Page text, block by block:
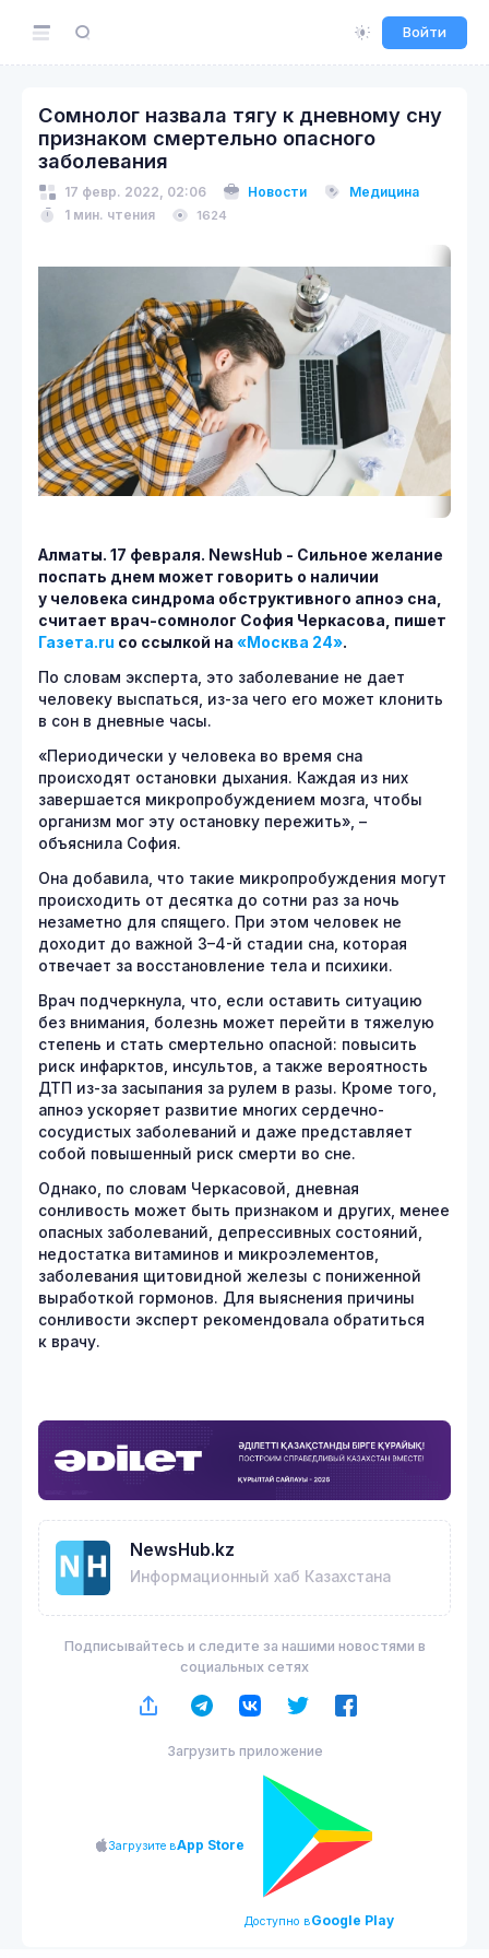
Войти
Сомнолог назвала тягу к дневному сну
признаком смертельно опасного
заболевания
17 февр. 2022, 02:06 Новости
Медицина
1 мин. чтения
1624
Алматы. 17 февраля. NewsHub - Сильное желание
поспать днем может говорить о наличии
у человека синдрома обструктивного апноэ сна,
считает врач-сомнолог София Черкасова, пишет
Газета.ru со ссылкой на «Москва 24».
По словам эксперта, это заболевание не дает
человеку выспаться, из-за чего его может клонить
в сон в дневные часы.
«Периодически у человека во время сна
происходят остановки дыхания. Каждая из них
завершается микропробуждением мозга, чтобы
организм мог эту остановку пережить», –
объяснила София.
Она добавила, что такие микропробуждения могут
происходить от десятка до сотни раз за ночь
незаметно для спящего. При этом человек не
доходит до важной 3–4-й стадии сна, которая
отвечает за восстановление тела и психики.
Врач подчеркнула, что, если оставить ситуацию
без внимания, болезнь может перейти в тяжелую
степень и стать смертельно опасной: повысить
риск инфарктов, инсультов, а также вероятность
ДТП из-за засыпания за рулем в разы. Кроме того,
апноэ ускоряет развитие многих сердечно-
сосудистых заболеваний и даже представляет
собой повышенный риск смерти во сне.
Однако, по словам Черкасовой, дневная
сонливость может быть признаком и других, менее
опасных заболеваний, депрессивных состояний,
недостатка витаминов и микроэлементов,
заболевания щитовидной железы с пониженной
выработкой гормонов. Для выяснения причины
сонливости эксперт рекомендовала обратиться
к врачу.
NewsHub.kz
Информационный хаб Казахстана
Подписывайтесь и следите за нашими новостями в
социальных сетях
Загрузить приложение
Загрузите вApp Store
Доступно вGoogle Play